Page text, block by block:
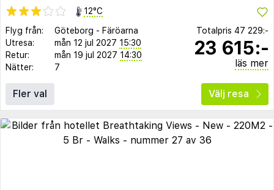
12°C
Flyg från:
Göteborg - Färöarna
Utresa:
mån 12 jul 2027 15:30
Retur:
mån 19 jul 2027 14:30
Nätter:
7
Totalpris 47 229:-
23 615:-
läs mer
Fler val Välj resa